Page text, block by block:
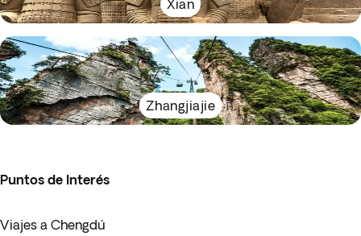
Xian
Zhangjiajie
Puntos de Interés
Viajes a Chengdú